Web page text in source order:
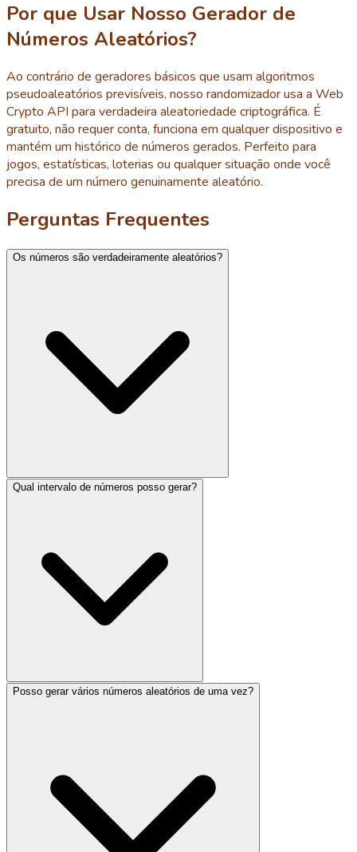
Por que Usar Nosso Gerador de
Números Aleatórios?
Ao contrário de geradores básicos que usam algoritmos
pseudoaleatórios previsíveis, nosso randomizador usa a Web
Crypto API para verdadeira aleatoriedade criptográfica. É
gratuito, não requer conta, funciona em qualquer dispositivo e
mantém um histórico de números gerados. Perfeito para
jogos, estatísticas, loterias ou qualquer situação onde você
precisa de um número genuinamente aleatório.
Perguntas Frequentes
Os números são verdadeiramente aleatórios?
Qual intervalo de números posso gerar?
Posso gerar vários números aleatórios de uma vez?